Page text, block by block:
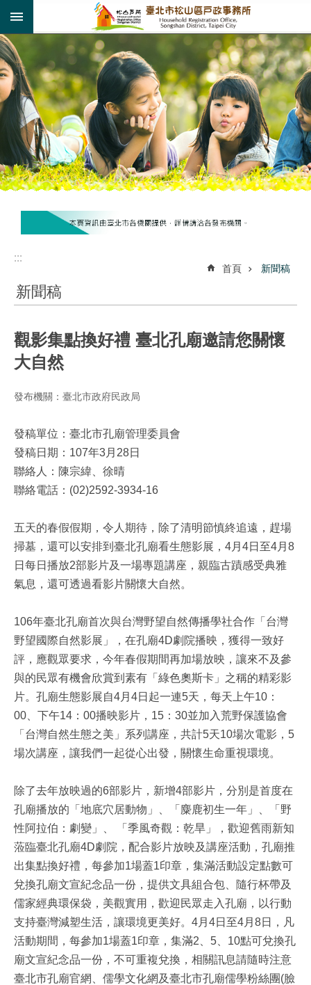
跳到主要內容區塊
:::
:::
首頁 新聞稿
新聞稿
觀影集點換好禮 臺北孔廟邀請您關懷
大自然
發布機關：臺北市政府民政局
發稿單位：臺北市孔廟管理委員會
發稿日期：107年3月28日
聯絡人：陳宗緯、徐晴
聯絡電話：(02)2592-3934-16
五天的春假假期，令人期待，除了清明節慎終追遠，趕場
掃墓，還可以安排到臺北孔廟看生態影展，4月4日至4月8
日每日播放2部影片及一場專題講座，親臨古蹟感受典雅
氣息，還可透過看影片關懷大自然。
106年臺北孔廟首次與台灣野望自然傳播學社合作「台灣
野望國際自然影展」，在孔廟4D劇院播映，獲得一致好
評，應觀眾要求，今年春假期間再加場放映，讓來不及參
與的民眾有機會欣賞到素有「綠色奧斯卡」之稱的精彩影
片。孔廟生態影展自4月4日起一連5天，每天上午10：
00、下午14：00播映影片，15：30並加入荒野保護協會
「台灣自然生態之美」系列講座，共計5天10場次電影，5
場次講座，讓我們一起從心出發，關懷生命重視環境。
除了去年放映過的6部影片，新增4部影片，分別是首度在
孔廟播放的「地底穴居動物」、「麋鹿初生一年」、「野
性阿拉伯：劇變」、 「季風奇觀：乾旱」，歡迎舊雨新知
蒞臨臺北孔廟4D劇院，配合影片放映及講座活動，孔廟推
出集點換好禮，每參加1場蓋1印章，集滿活動設定點數可
兌換孔廟文宣紀念品一份，提供文具組合包、隨行杯帶及
儒家經典環保袋，美觀實用，歡迎民眾走入孔廟，以行動
支持臺灣減塑生活，讓環境更美好。4月4日至4月8日，凡
活動期間，每參加1場蓋1印章，集滿2、5、10點可兌換孔
廟文宣紀念品一份，不可重複兌換，相關訊息請隨時注意
臺北市孔廟官網、儒學文化網及臺北市孔廟儒學粉絲團(臉